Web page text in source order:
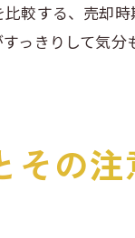
較する、売却
っきりして気
その注